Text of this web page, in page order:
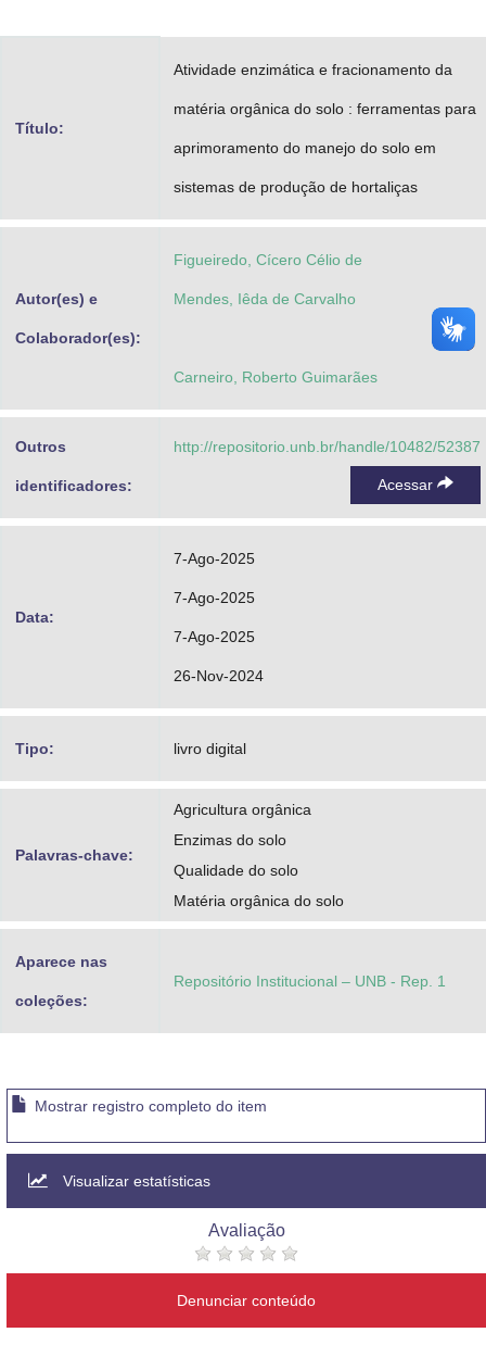
Título:
Atividade enzimática e fracionamento da
matéria orgânica do solo : ferramentas para
aprimoramento do manejo do solo em
sistemas de produção de hortaliças
Autor(es) e
Colaborador(es):
Figueiredo, Cícero Célio de
Mendes, Iêda de Carvalho
Carneiro, Roberto Guimarães
Outros
identificadores:
http://repositorio.unb.br/handle/10482/52387
Acessar
Data:
7-Ago-2025
7-Ago-2025
7-Ago-2025
26-Nov-2024
Tipo: livro digital
Palavras-chave:
Agricultura orgânica
Enzimas do solo
Qualidade do solo
Matéria orgânica do solo
Aparece nas
coleções:
Repositório Institucional – UNB - Rep. 1
Mostrar registro completo do item
Visualizar estatísticas
Avaliação
Denunciar conteúdo